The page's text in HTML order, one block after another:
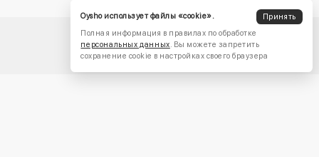
Oysho использует файлы «cookie».
Принять
Полная информация в правилах по обработке
персональных данных. Вы можете запретить
сохранение cookie в настройках своего браузера